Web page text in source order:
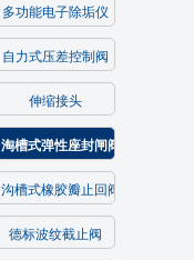
多功能电子除垢仪
自力式压差控制阀
伸缩接头
淘槽式弹性座封闸阀
沟槽式橡胶瓣止回阀/过滤器
德标波纹截止阀